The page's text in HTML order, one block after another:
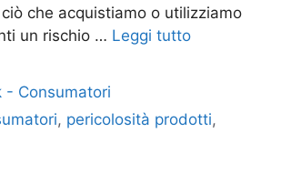
che acquistiamo o utilizziamo
un rischio … Leggi tutto
- Consumatori
, pericolosità prodotti,